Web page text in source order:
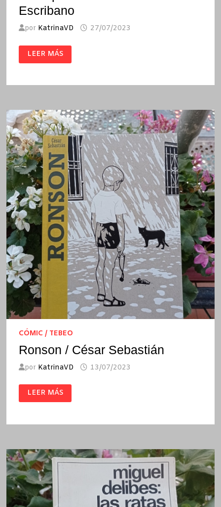
Escribano
por KatrinaVD 27/07/2023
NARCOPISO
/
PACO
LEER MÁS
CÓMIC / TEBEO
Ronson / César Sebastián
por KatrinaVD 13/07/2023
RONSON
/
CÉSAR
LEER MÁS